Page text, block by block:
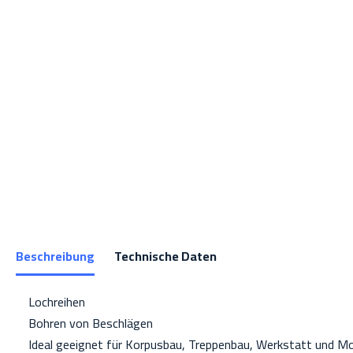
Beschreibung
Technische Daten
Lochreihen
Bohren von Beschlägen
Ideal geeignet für Korpusbau, Treppenbau, Werkstatt und